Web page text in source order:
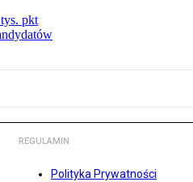
pkt
REGULAMIN
Polityka Prywatności